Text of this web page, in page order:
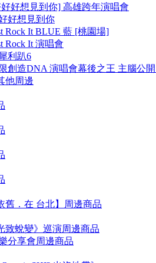
好好想見到你] 高雄跨年演唱會
好想見到你
Rock It BLUE 藍 [桃園場]
Rock It 演唱會
利趴6
創造DNA 演唱會幕後之王 主腦公
他周邊
舊．在 台北】周邊商品
致蛻變》巡演周邊商品
分享會周邊商品